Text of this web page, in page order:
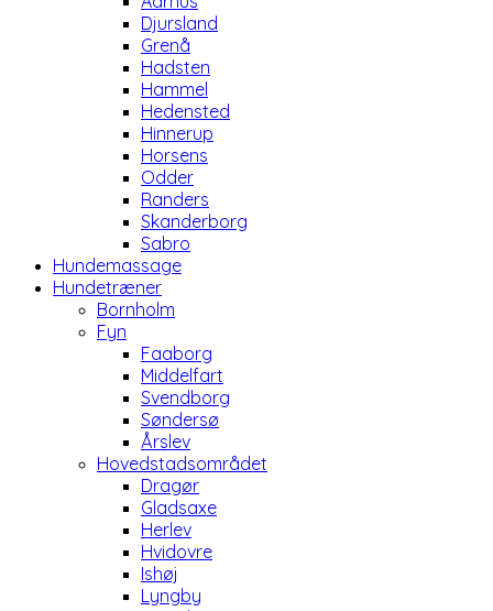
Djursland
Grenå
Hadsten
Hammel
Hedensted
Hinnerup
Horsens
Odder
Randers
Skanderborg
Sabro
Hundemassage
Hundetræner
Bornholm
Fyn
Faaborg
Middelfart
Svendborg
Søndersø
Årslev
Hovedstadsområdet
Dragør
Gladsaxe
Herlev
Hvidovre
Ishøj
Lyngby